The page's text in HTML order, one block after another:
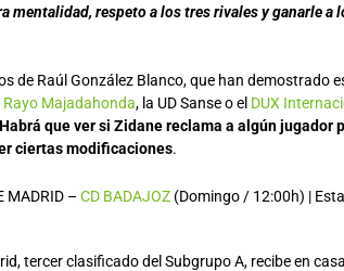
mentalidad, respeto a los tres rivales y ganarle a
de Raúl González Blanco, que han demostrado
Rayo Majadahonda, la UD Sanse o el DUX
Habrá que ver si Zidane reclama a algún jugador
ciertas modificaciones.
MADRID – CD BADAJOZ (Domingo / 12:00h) |
tercer clasificado del Subgrupo A, recibe en